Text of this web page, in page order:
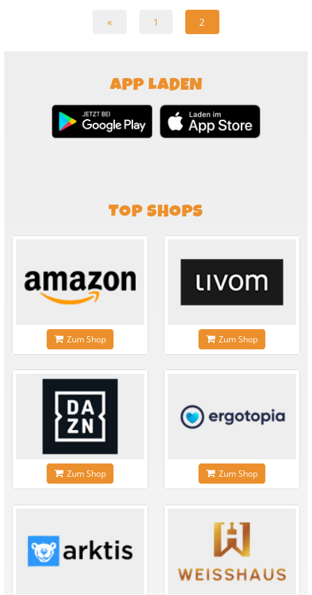
« 1 2
APP LADEN
TOP SHOPS
Zum Shop Zum Shop
Zum Shop Zum Shop